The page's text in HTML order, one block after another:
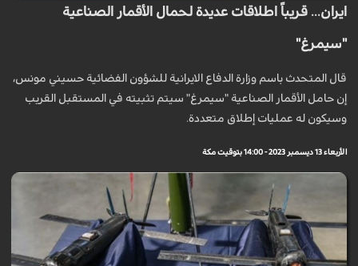
ايران... قريباً اطلاقات عديدة لحمال الأقمار الصناعية
"سيمرغ"
قال المتحدث باسم وزارة الدفاع الايرانية للشؤون الفضائية حسيني مونس،
إن حامل الأقمار الصناعية "سيمرغ" سيتم تثبيته في المستقبل القريب
وسيكون له عمليات إطلاق متعددة.
الأربعاء 13 ديسمبر 2023 - 14:00 بتوقيت مكة